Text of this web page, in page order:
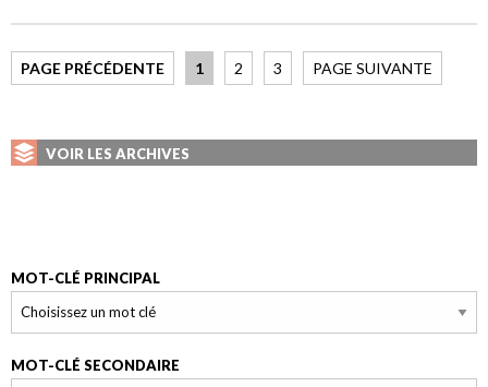
PAGE PRÉCÉDENTE 1 2 3 PAGE SUIVANTE
VOIR LES ARCHIVES
MOT-CLÉ PRINCIPAL
MOT-CLÉ SECONDAIRE